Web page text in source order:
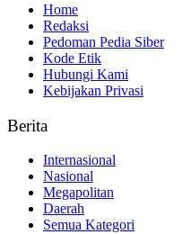
Home
Redaksi
Pedoman Pedia Siber
Kode Etik
Hubungi Kami
Kebijakan Privasi
Berita
Internasional
Nasional
Megapolitan
Daerah
Semua Kategori